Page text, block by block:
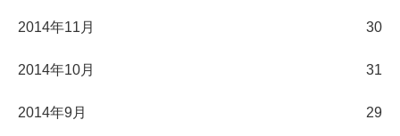
2014年11月 30
2014年10月 31
2014年9月 29